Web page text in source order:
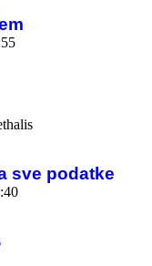
sve podatke